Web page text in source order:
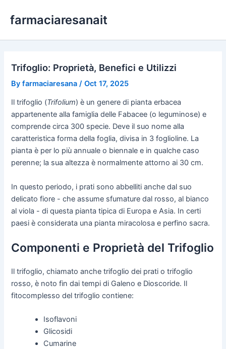
farmaciaresanait
Trifoglio: Proprietà, Benefici e Utilizzi
Byfarmaciaresana /Oct 17, 2025
Il trifoglio (Trifolium) è un genere di pianta erbacea
appartenente alla famiglia delle Fabacee (o leguminose) e
comprende circa 300 specie. Deve il suo nome alla
caratteristica forma della foglia, divisa in 3 foglioline. La
pianta è per lo più annuale o biennale e in qualche caso
perenne; la sua altezza è normalmente attorno ai 30 cm.
In questo periodo, i prati sono abbelliti anche dal suo
delicato fiore - che assume sfumature dal rosso, al bianco
al viola - di questa pianta tipica di Europa e Asia. In certi
paesi è considerata una pianta miracolosa e perfino sacra.
Componenti e Proprietà del Trifoglio
Il trifoglio, chiamato anche trifoglio dei prati o trifoglio
rosso, è noto fin dai tempi di Galeno e Dioscoride. Il
fitocomplesso del trifoglio contiene:
Isoflavoni
Glicosidi
Cumarine